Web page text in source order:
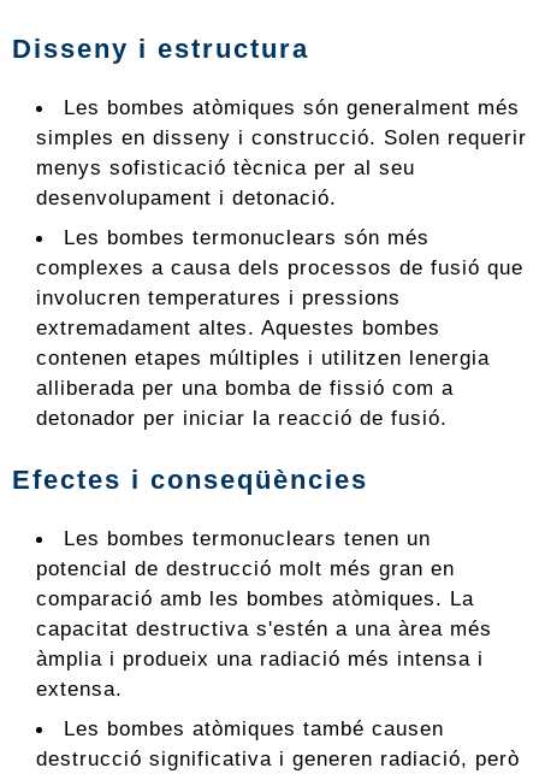
Disseny i estructura
Les bombes atòmiques són generalment més
simples en disseny i construcció. Solen requerir
menys sofisticació tècnica per al seu
desenvolupament i detonació.
Les bombes termonuclears són més
complexes a causa dels processos de fusió que
involucren temperatures i pressions
extremadament altes. Aquestes bombes
contenen etapes múltiples i utilitzen lenergia
alliberada per una bomba de fissió com a
detonador per iniciar la reacció de fusió.
Efectes i conseqüències
Les bombes termonuclears tenen un
potencial de destrucció molt més gran en
comparació amb les bombes atòmiques. La
capacitat destructiva s'estén a una àrea més
àmplia i produeix una radiació més intensa i
extensa.
Les bombes atòmiques també causen
destrucció significativa i generen radiació, però